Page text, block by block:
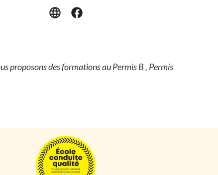
proposons des formations au Permis B , Permis